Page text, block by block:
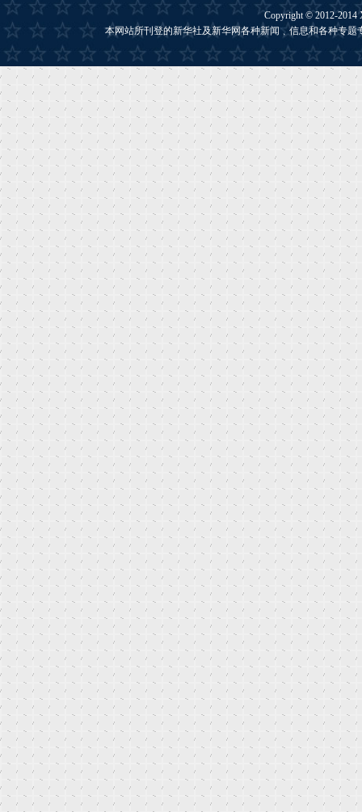
Copyright © 2012-2014
本网站所刊登的新华社及新华网各种新闻﹑信息和各种专